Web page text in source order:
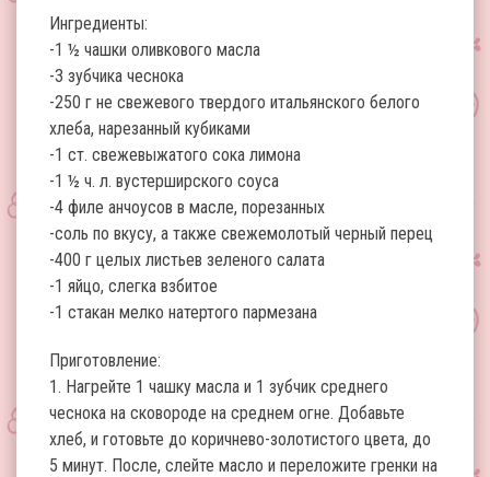
Ингредиенты:
-1 ½ чашки оливкового масла
-3 зубчика чеснока
-250 г не свежевого твердого итальянского белого
хлеба, нарезанный кубиками
-1 ст. свежевыжатого сока лимона
-1 ½ ч. л. вустерширского соуса
-4 филе анчоусов в масле, порезанных
-соль по вкусу, а также свежемолотый черный перец
-400 г целых листьев зеленого салата
-1 яйцо, слегка взбитое
-1 стакан мелко натертого пармезана
Приготовление:
1. Нагрейте 1 чашку масла и 1 зубчик среднего
чеснока на сковороде на среднем огне. Добавьте
хлеб, и готовьте до коричнево-золотистого цвета, до
5 минут. После, слейте масло и переложите гренки на